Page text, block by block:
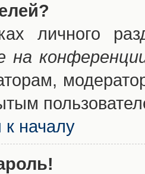
личного
на
к началу